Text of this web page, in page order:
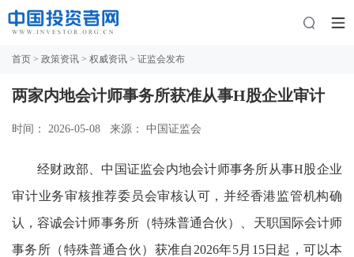
首页 > 政策资讯 > 权威资讯 > 证监会发布
两家内地会计师事务所获准从事H股企业审计
时间： 2026-05-08 来源： 中国证监会
经财政部、中国证监会内地会计师事务所从事H股企业
审计业务审核推荐委员会审核认可，并经香港监管机构确
认，容诚会计师事务所（特殊普通合伙）、天职国际会计师
事务所（特殊普通合伙）获准自2026年5月15日起，可以本